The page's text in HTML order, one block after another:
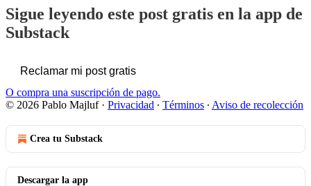
Sigue leyendo este post gratis en la app de
Substack
Reclamar mi post gratis
O compra una suscripción de pago.
© 2026 Pablo Majluf· Privacidad ∙ Términos ∙ Aviso de recolección
Crea tu Substack
Descargar la app